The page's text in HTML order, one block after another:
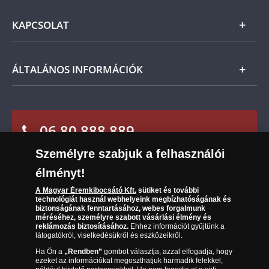
Magyar
KAPCSOLAT
Ügyfélszolgálat
Leiratkozás a hírlevélről
ÁLTALÁNOS INFORMÁCIÓK
Sütik (cookies) használata
Süti (cookies)Beállítások
Társaságunkról
Az érmék és érmek ára és értéke
Gyakran ismételt kérdések
Adatkezelés
06 80 888 889
(díjmentesen hívható hétfőtől csütörtökig 9.00 és 17.00
óra között, péntekenként 9.00 és 15.00 óra között)
Személyre szabjuk a felhasználói
élményt!
A Magyar Éremkibocsátó Kft.sütiket és további
technológiát használ webhelyeink megbízhatóságának és
biztonságának fenntartásához, webes forgalmunk
méréséhez, személyre szabott vásárlási élmény és
reklámozás biztosításához.Ehhez információt gyűjtünk a
látogatókról, viselkedésükről és eszközeikről.
Ha Ön a „Rendben”gombot választja, azzal elfogadja, hogy
ezeket az információkat megoszthatjuk harmadik felekkel,